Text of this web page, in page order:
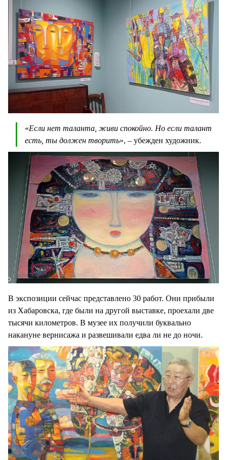
«Если нет таланта, живи спокойно. Но если талант
есть, ты должен творить», – убежден художник.
В экспозиции сейчас представлено 30 работ. Они прибыли
из Хабаровска, где были на другой выставке, проехали две
тысячи километров. В музее их получили буквально
накануне вернисажа и развешивали едва ли не до ночи.